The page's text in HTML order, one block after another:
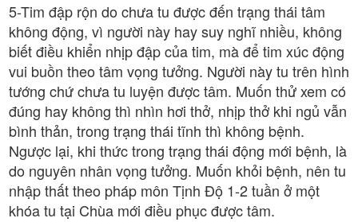
5-Tim đập rộn do chưa tu được đến trạng thái tâm
không động, vì người này hay suy nghĩ nhiều, không
biết điều khiển nhịp đập của tim, mà để tim xúc động
vui buồn theo tâm vọng tưởng. Người này tu trên hình
tướng chứ chưa tu luyện được tâm. Muốn thử xem có
đúng hay không thì nhìn hơi thở, nhịp thở khi ngủ vẫn
bình thản, trong trạng thái tĩnh thì không bệnh.
Ngược lại, khi thức trong trạng thái động mới bệnh, là
do nguyên nhân vọng tưởng. Muốn khỏi bệnh, nên tu
nhập thất theo pháp môn Tịnh Độ 1-2 tuần ở một
khóa tu tại Chùa mới điều phục được tâm.